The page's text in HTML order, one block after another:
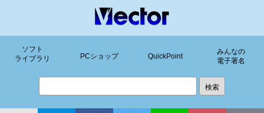
ソフト
ライブラリ
PCショップ QuickPoint
みんなの
電子署名